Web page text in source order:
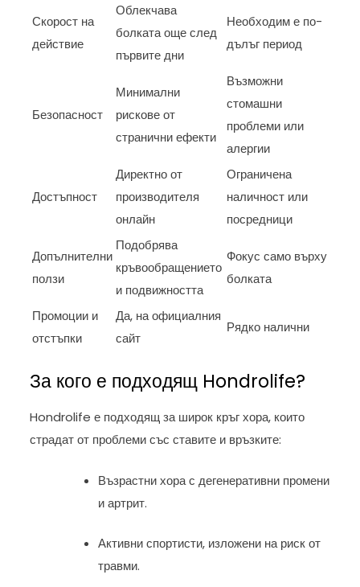
Скорост на
действие
Облекчава
болката още след
първите дни
Необходим е по-
дълъг период
Безопасност
Минимални
рискове от
странични ефекти
Възможни
стомашни
проблеми или
алергии
Достъпност
Директно от
производителя
онлайн
Ограничена
наличност или
посредници
Допълнителни
ползи
Подобрява
кръвообращението
и подвижността
Фокус само върху
болката
Промоции и
отстъпки
Да, на официалния
сайт
Рядко налични
За кого е подходящ Hondrolife?
Hondrolife е подходящ за широк кръг хора, които
страдат от проблеми със ставите и връзките:
Възрастни хора с дегенеративни промени
и артрит.
Активни спортисти, изложени на риск от
травми.